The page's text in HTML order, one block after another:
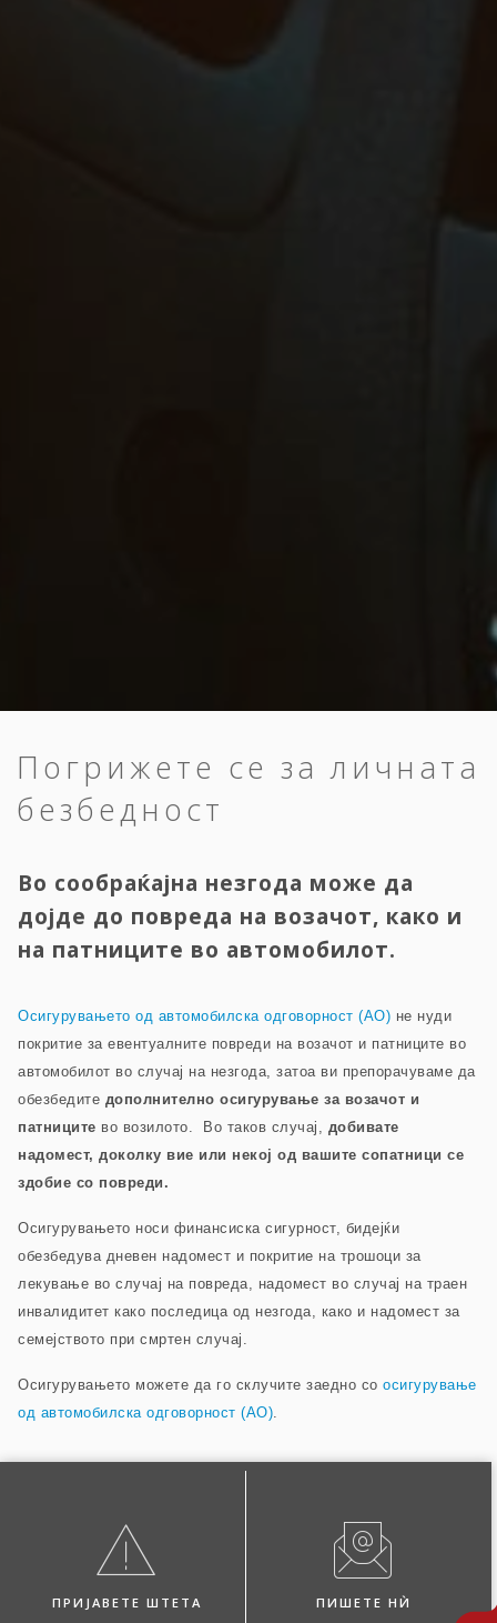
Погрижете се за личната
безбедност
Во сообраќајна незгода може да
дојде до повреда на возачот, како и
на патниците во автомобилот.
Осигурувањето од автомобилска одговорност (AO) не нуди
покритие за евентуалните повреди на возачот и патниците во
автомобилот во случај на незгода, затоа ви препорачуваме да
обезбедите дополнително осигурување за возачот и
патниците во возилото. Во таков случај, добивате
надомест, доколку вие или некој од вашите сопатници се
здобие со повреди.
Осигурувањето носи финансиска сигурност, бидејќи
обезбедува дневен надомест и покритие на трошоци за
лекување во случај на повреда, надомест во случај на траен
инвалидитет како последица од незгода, како и надомест за
семејството при смртен случај.
Осигурувањето можете да го склучите заедно со осигурување
од автомобилска одговорност (AO)
ПРИЈАВЕТЕ ШТЕТА ПИШЕТЕ НЍ